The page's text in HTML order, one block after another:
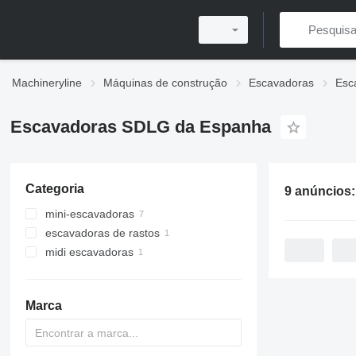
Machineryline Máquinas de construção Escavadoras
Escavadoras SDLG da Espanha
Categoria
mini-escavadoras
escavadoras de rastos
midi escavadoras
Marca
9 anúncios: